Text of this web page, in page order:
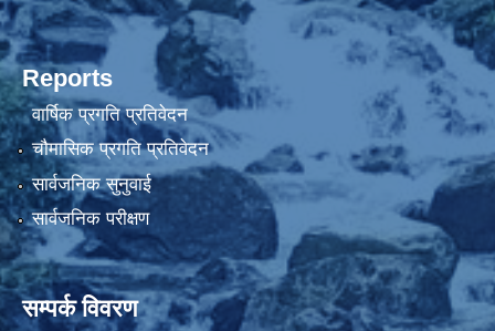
Reports
वार्षिक प्रगति प्रतिवेदन
चौमासिक प्रगति प्रतिवेदन
सार्वजनिक सुनुवाई
सार्वजनिक परीक्षण
सम्पर्क विवरण